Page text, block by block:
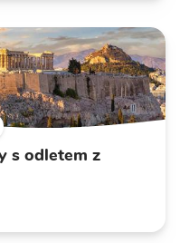
s odletem z